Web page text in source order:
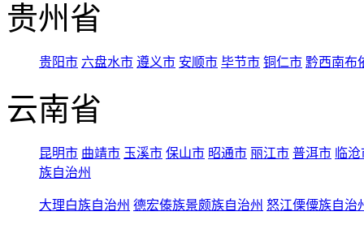
贵州省
贵阳市 六盘水市 遵义市 安顺市 毕节市 铜仁市 黔西南布
云南省
昆明市 曲靖市 玉溪市 保山市 昭通市 丽江市 普洱市 临
族自治州
大理白族自治州 德宏傣族景颇族自治州 怒江傈僳族自治